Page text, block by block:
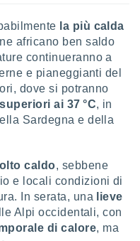
la più calda
africano ben saldo
continueranno a
e pianeggianti del
dove si potranno
ai 37 °C, in
Sardegna e della
caldo, sebbene
e locali condizioni di
In serata, una
lieve
Alpi occidentali, con
di calore, ma